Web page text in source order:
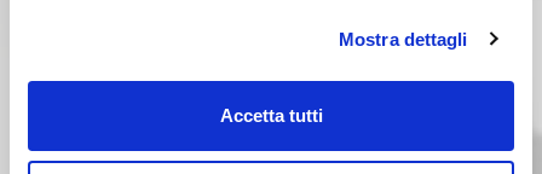
Mostra dettagli
Accetta tutti
20% € 27,82 20% € 31,04